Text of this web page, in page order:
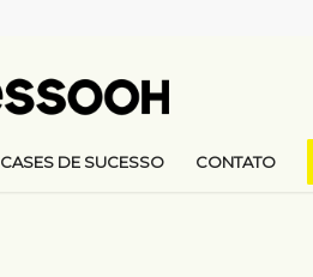
CASES DE SUCESSO CONTATO